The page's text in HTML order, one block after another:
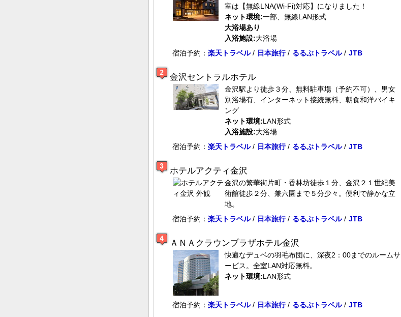
室は【無線LNA(Wi-Fi)対応】になりました！
ネット環境:一部、無線LAN形式
大浴場あり
入浴施設:大浴場
宿泊予約： 楽天トラベル/ 日本旅行/ るるぶトラベル/ JTB
金沢セントラルホテル
金沢駅より徒歩３分、無料駐車場（予約不可）、男女
別浴場有、インターネット接続無料、朝食和洋バイキ
ング
ネット環境:LAN形式
入浴施設:大浴場
宿泊予約： 楽天トラベル/ 日本旅行/ るるぶトラベル/ JTB
ホテルアクティ金沢
金沢の繁華街片町・香林坊徒歩１分、金沢２１世紀美
術館徒歩２分、兼六園まで５分少々。便利で静かな立
地。
宿泊予約： 楽天トラベル/ 日本旅行/ るるぶトラベル/ JTB
ＡＮＡクラウンプラザホテル金沢
快適なデュベの羽毛布団に、深夜2：00までのルームサ
ービス。全室LAN対応無料。
ネット環境:LAN形式
宿泊予約： 楽天トラベル/ 日本旅行/ るるぶトラベル/ JTB